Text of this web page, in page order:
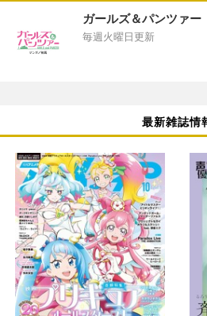
ガールズ＆パンツァー
毎週火曜日更新
最新雑誌情